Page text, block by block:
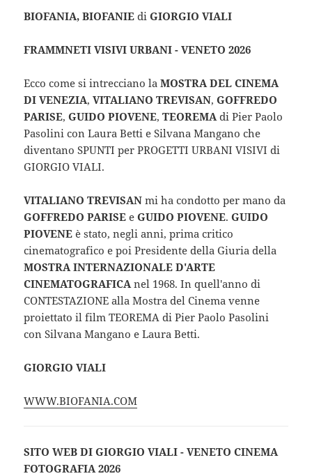
BIOFANIA, BIOFANIE diGIORGIO VIALI
FRAMMNETI VISIVI URBANI - VENETO 2026
Ecco come si intrecciano laMOSTRA DEL CINEMA
DI VENEZIA,VITALIANO TREVISAN,GOFFREDO
PARISE,GUIDO PIOVENE,TEOREMA di Pier Paolo
Pasolini con Laura Betti e Silvana Mangano che
diventano SPUNTI per PROGETTI URBANI VISIVI di
GIORGIO VIALI.
VITALIANO TREVISAN mi ha condotto per mano da
GOFFREDO PARISE eGUIDO PIOVENE.GUIDO
PIOVENE è stato, negli anni, prima critico
cinematografico e poi Presidente della Giuria della
MOSTRA INTERNAZIONALE D'ARTE
CINEMATOGRAFICA nel 1968. In quell'anno di
CONTESTAZIONE alla Mostra del Cinema venne
proiettato il film TEOREMA di Pier Paolo Pasolini
con Silvana Mangano e Laura Betti.
GIORGIO VIALI
WWW.BIOFANIA.COM
SITO WEB DI GIORGIO VIALI - VENETO CINEMA
FOTOGRAFIA 2026